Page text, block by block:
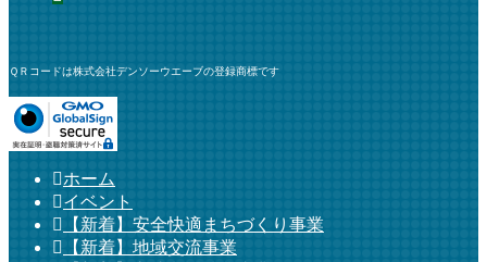
ＱＲコードは株式会社デンソーウエーブの登録商標です
ホーム
イベント
【新着】安全快適まちづくり事業
【新着】地域交流事業